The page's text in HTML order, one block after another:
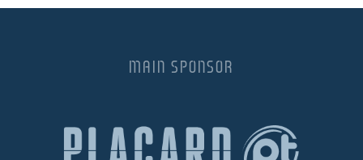
MAIN SPONSOR